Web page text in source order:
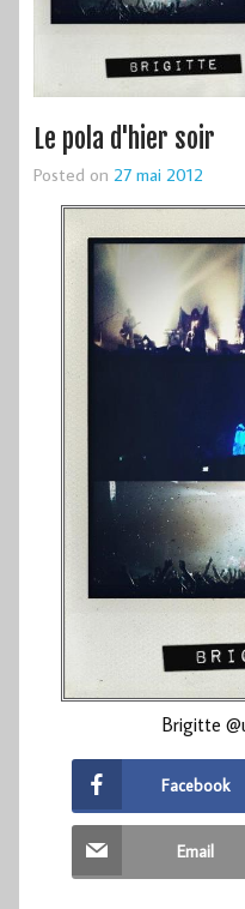
Le pola d'hier soir
Posted on 27 mai 2012
Brigitte
Facebook
Email